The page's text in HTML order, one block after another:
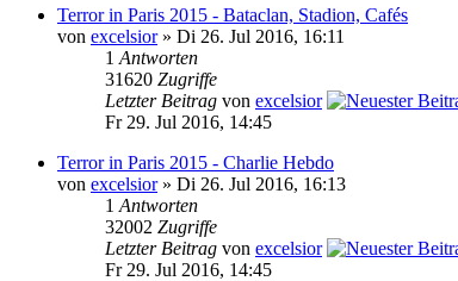
Terror in Paris 2015 - Bataclan, Stadion, Cafés
von excelsior» Di 26. Jul 2016, 16:11
1 Antworten
31620 Zugriffe
Letzter Beitrag von excelsior
Fr 29. Jul 2016, 14:45
Terror in Paris 2015 - Charlie Hebdo
von excelsior» Di 26. Jul 2016, 16:13
1 Antworten
32002 Zugriffe
Letzter Beitrag von excelsior
Fr 29. Jul 2016, 14:45